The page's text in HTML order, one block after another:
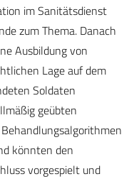
im Sanitätsdienst
zum Thema. Danach
Ausbildung von
Lage auf dem
Soldaten
geübten
könnten den
vorgespielt und